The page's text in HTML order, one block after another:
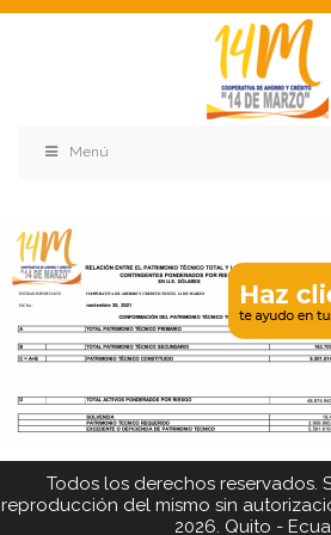
Menú
Todos los derechos reservados.
reproducción del mismo sin
2026. Quito -